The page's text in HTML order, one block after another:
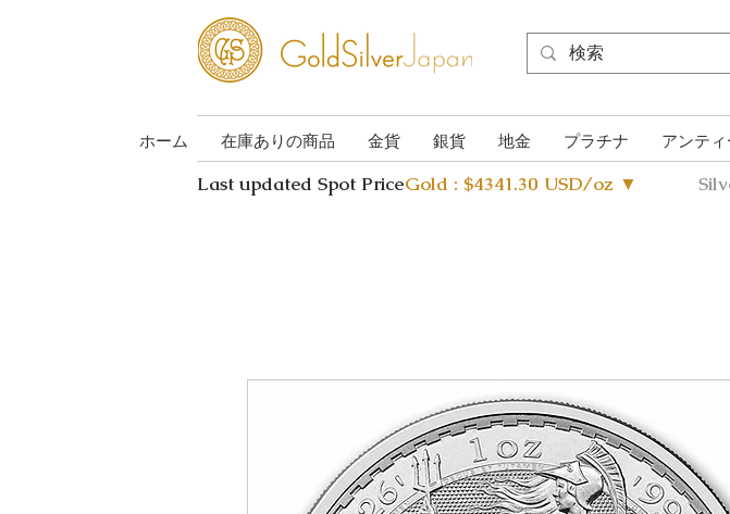
ホーム 在庫ありの商品 金貨 銀貨 地金 プラチナ アンテ
Last updated Spot PriceGold : $4341.30 USD/oz ▼